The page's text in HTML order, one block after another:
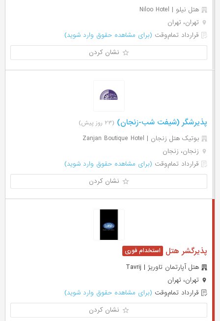
هتل نیلو | Niloo Hotel
تهران، تهران
قرارداد تمام‌وقت (برای مشاهده حقوق وارد شوید)
نشان کردن
پذیرشگر (شیفت شب-زنجان) (۲۳ روز پیش)
بوتیک هتل زنجان | Zanjan Boutique Hotel
زنجان، زنجان
قرارداد تمام‌وقت (برای مشاهده حقوق وارد شوید)
نشان کردن
پذیرگشر هتل
هتل آپارتمان تاوریژ | Tavrij
تهران، تهران
قرارداد تمام‌وقت (برای مشاهده حقوق وارد شوید)
نشان کردن